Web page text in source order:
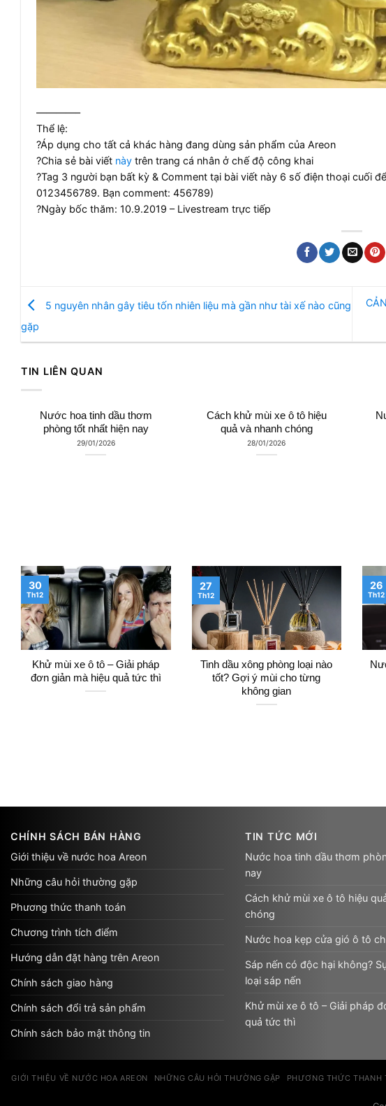
————–
Thể lệ:
?Áp dụng cho tất cả khác hàng đang dùng sản phẩm của Areon
?Chia sẻ bài viết nàytrên trang cá nhân ở chế độ công khai
?Tag 3 người bạn bất kỳ & Comment tại bài viết này 6 số điện thoại cuối
0123456789. Bạn comment: 456789)
?Ngày bốc thăm: 10.9.2019 – Livestream trực tiếp
5 nguyên nhân gây tiêu tốn nhiên liệu mà gần như tài xế nào cũng
gặp
TIN LIÊN QUAN
Nước hoa tinh dầu thơm
phòng tốt nhất hiện nay
29/01/2026
Cách khử mùi xe ô tô hiệu
quả và nhanh chóng
28/01/2026
Khử mùi xe ô tô – Giải pháp
đơn giản mà hiệu quả tức thì
30
Th12
Tinh dầu xông phòng loại nào
tốt? Gợi ý mùi cho từng
không gian
27
Th12
26
Th12
CHÍNH SÁCH BÁN HÀNG
Giới thiệu về nước hoa Areon
Những câu hỏi thường gặp
Phương thức thanh toán
Chương trình tích điểm
Hướng dẫn đặt hàng trên Areon
Chính sách giao hàng
Chính sách đổi trả sản phẩm
Chính sách bảo mật thông tin
TIN TỨC MỚI
Nước hoa tinh dầu thơm
nay
Cách khử mùi xe ô tô hiệu
chóng
Nước hoa kẹp cửa gió ô tô
Sáp nến có độc hại không?
loại sáp nến
Khử mùi xe ô tô – Giải pháp
quả tức thì
GIỚI THIỆU VỀ NƯỚC HOA AREON NHỮNG CÂU HỎI THƯỜNG GẶP PHƯƠNG THỨC THANH